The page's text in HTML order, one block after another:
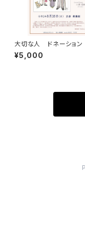
大切な人 ドネーション
０円 特典映像付き
¥5,000